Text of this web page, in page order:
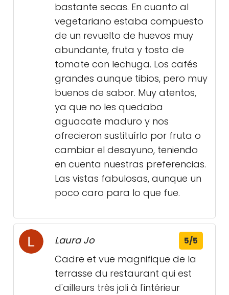
bastante secas. En cuanto al
vegetariano estaba compuesto
de un revuelto de huevos muy
abundante, fruta y tosta de
tomate con lechuga. Los cafés
grandes aunque tibios, pero muy
buenos de sabor. Muy atentos,
ya que no les quedaba
aguacate maduro y nos
ofrecieron sustituírlo por fruta o
cambiar el desayuno, teniendo
en cuenta nuestras preferencias.
Las vistas fabulosas, aunque un
poco caro para lo que fue.
Laura Jo 5/5
Cadre et vue magnifique de la
terrasse du restaurant qui est
d'ailleurs très joli à l'intérieur